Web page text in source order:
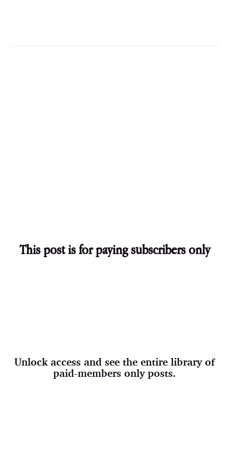
This post is for paying subscribers only
Unlock access and see the entire library of
paid-members only posts.